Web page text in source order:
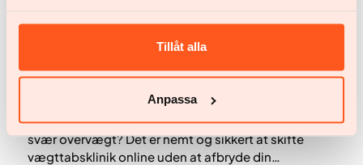
Tillåt alla
Anpassa
Skift vægttabsklinik online: Sådan skifter du udbyder
Overvejer du at skifte udbyder af behandling for
svær overvægt? Det er nemt og sikkert at skifte
vægttabsklinik online uden at afbryde din